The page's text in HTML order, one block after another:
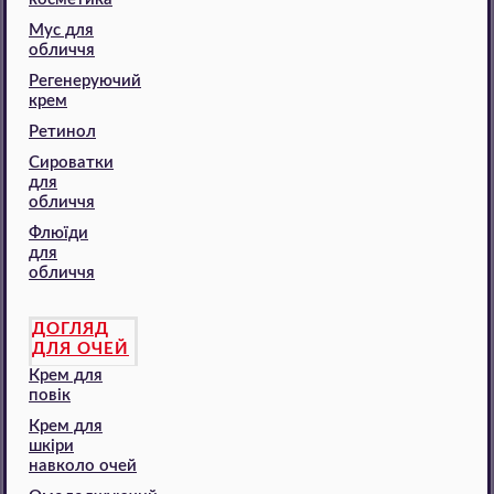
Мус для
обличчя
Регенеруючий
крем
Ретинол
Сироватки
для
обличчя
Флюїди
для
обличчя
ДОГЛЯД
ДЛЯ ОЧЕЙ
Крем для
повік
Крем для
шкіри
навколо очей